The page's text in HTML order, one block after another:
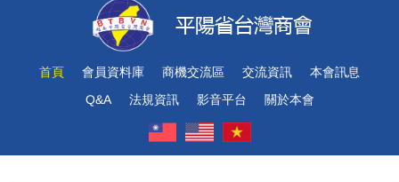
首頁 會員資料庫 商機交流區 交流資訊
本會訊息
Q&A
法規資訊 影音平台 關於本會